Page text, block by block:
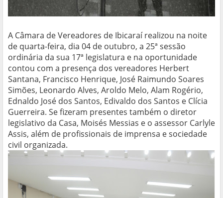
A Câmara de Vereadores de Ibicaraí realizou na noite
de quarta-feira, dia 04 de outubro, a 25ª sessão
ordinária da sua 17ª legislatura e na oportunidade
contou com a presença dos vereadores Herbert
Santana, Francisco Henrique, José Raimundo Soares
Simões, Leonardo Alves, Aroldo Melo, Alam Rogério,
Ednaldo José dos Santos, Edivaldo dos Santos e Clícia
Guerreira. Se fizeram presentes também o diretor
legislativo da Casa, Moisés Messias e o assessor Carlyle
Assis, além de profissionais de imprensa e sociedade
civil organizada.